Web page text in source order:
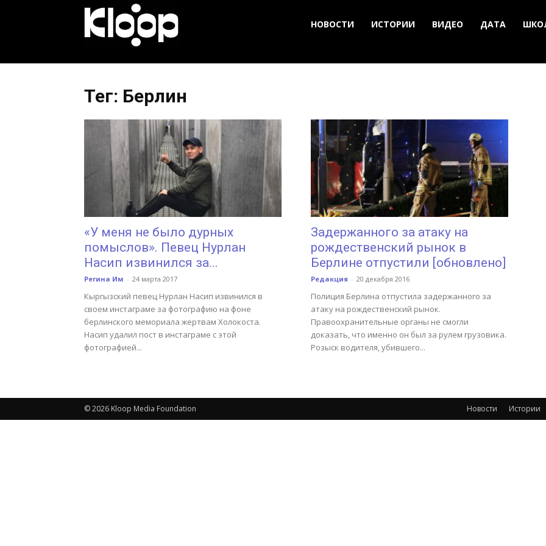
Новости
Кыргызстана
НОВОСТИ ИСТОРИИ ВИДЕО ДАТА
Тег: Берлин
«У меня не было дурных
помыслов». Певец Нурлан
Насип извинился за...
Регина Им - 24 марта 2017
Кыргызский певец Нурлан Насип извинился в
своем инстаграме за фотографию на фоне
берлинского мемориала жертвам Холокоста.
Насип удалил пост в инстаграме с этой
фотографией...
Задержанного за атаку на
рождественский рынок в
Берлине отпустили [обновлено]
Редакция - 20 декабря 2016
Полиция Берлина отпустила задержанного за
атаку на рождественский рынок.
Правоохранительные органы не смогли
доказать, что именно он был за рулем грузовика.
Розыск водителя, убившего...
Новости Истории
© 2026 Kloop Media Foundation